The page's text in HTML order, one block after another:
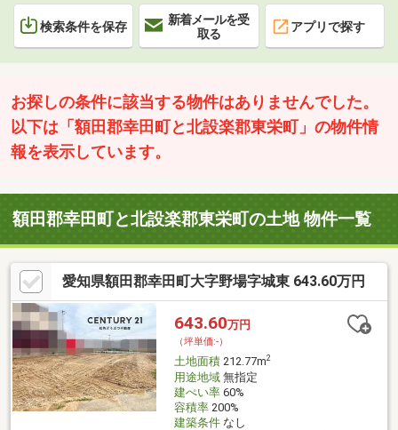
検索条件を保存
新着メールを受
取る
アプリで探す
お探しの条件に該当する物件はありませんでした。
以下は「額田郡幸田町と北設楽郡東栄町」の物件情
報を表示しています。
額田郡幸田町と北設楽郡東栄町の土地 物件一覧
愛知県額田郡幸田町大字野場字城東 643.60万円
643.60万円
（坪単価:-）
土地面積212.77m2
用途地域無指定
建ぺい率60%
容積率200%
建築条件なし